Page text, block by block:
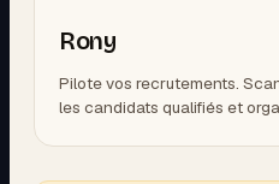
Rony
Pilote vos recrutements.
les candidats qualifiés et